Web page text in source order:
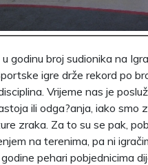
godinu broj sudionika na
igre drže rekord po
Vrijeme nas je
ili odga?anja, iako smo
zraka. Za to su se pak,
na terenima, pa ni
pehari pobjednicima